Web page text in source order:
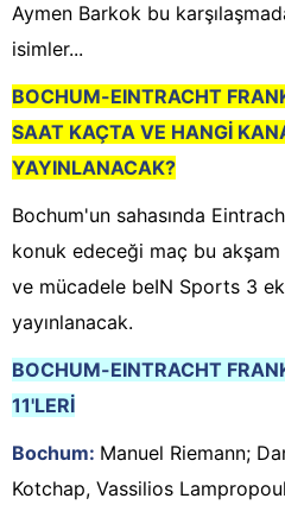
Aymen Barkok bu
isimler...
BOCHUM-EINTRACHT
SAAT KAÇTA VE HANGİ
YAYINLANACAK?
Bochum'un sahasında
konuk edeceği maç bu
ve mücadele beIN Sports 3
yayınlanacak.
BOCHUM-EINTRACHT
11'LERİ
Bochum: Manuel Riemann;
Kotchap, Vassilios